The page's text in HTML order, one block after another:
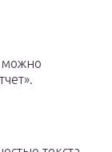
можно